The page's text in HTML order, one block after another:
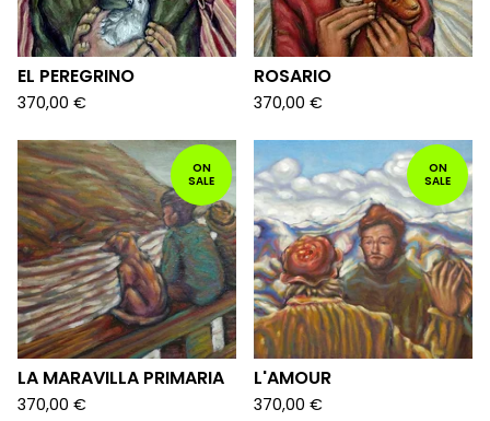
EL PEREGRINO
370,00 €
ROSARIO
370,00 €
ON
SALE
LA MARAVILLA PRIMARIA
370,00 €
ON
SALE
L'AMOUR
370,00 €